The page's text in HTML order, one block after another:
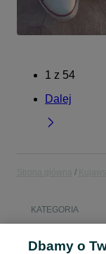
1 z 54
Dalej
KATEGORIA
Dbamy o